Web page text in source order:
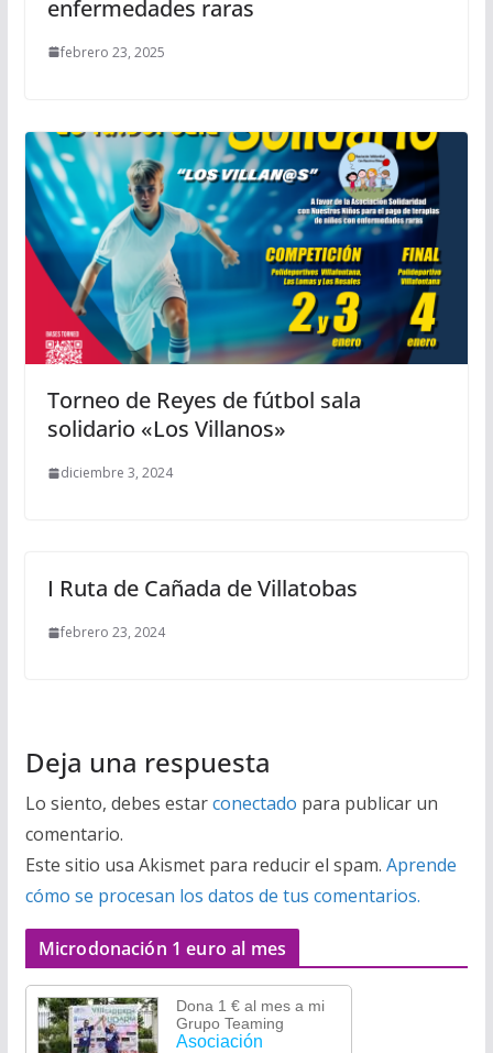
enfermedades raras
febrero 23, 2025
Torneo de Reyes de fútbol sala
solidario «Los Villanos»
diciembre 3, 2024
I Ruta de Cañada de Villatobas
febrero 23, 2024
Deja una respuesta
Lo siento, debes estarconectado para publicar un
comentario.
Este sitio usa Akismet para reducir el spam. Aprende
cómo se procesan los datos de tus comentarios.
Microdonación 1 euro al mes